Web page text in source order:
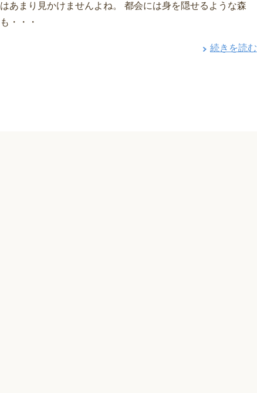
はあまり見かけませんよね。 都会には身を隠せるような森
も・・・
続きを読む